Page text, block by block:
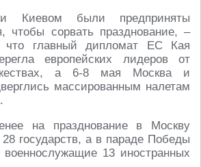
Киевом были предприняты
чтобы сорвать празднование, –
что главный дипломат ЕС Кая
европейских лидеров от
а 6-8 мая Москва и
массированным налетам
на празднование в Москву
государств, а в параде Победы
военнослужащие 13 иностранных